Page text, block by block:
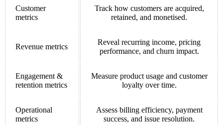
Customer
metrics
Track how customers are acquired,
retained, and monetised.
Revenue metrics
Reveal recurring income, pricing
performance, and churn impact.
Engagement &
retention metrics
Measure product usage and customer
loyalty over time.
Operational
metrics
Assess billing efficiency, payment
success, and issue resolution.